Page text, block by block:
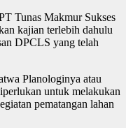
Tunas Makmur Sukses
kajian terlebih dahulu
DPCLS yang telah
Planologinya atau
untuk melakukan
pematangan lahan